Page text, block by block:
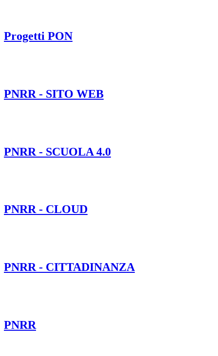
Progetti PON
PNRR - SITO WEB
PNRR - SCUOLA 4.0
PNRR - CLOUD
PNRR - CITTADINANZA
PNRR